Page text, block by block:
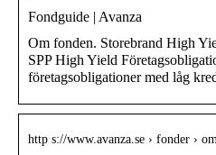
Fondguide | Avanza
Om fonden. Storebrand High
SPP High Yield
företagsobligationer med låg
http s://www.avanza.se › fonder ›